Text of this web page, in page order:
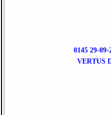
0145 29-
VERTUS